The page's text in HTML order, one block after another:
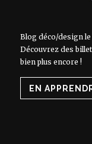
Blog déco/design
Découvrez des
bien plus encore !
EN